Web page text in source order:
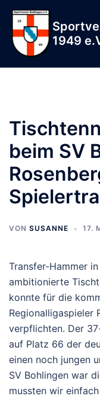
Zum
Inhalt
springen
1949
beim SV
VON SUSANNE 17.
Transfer-Hammer
ambitionierte
konnte für die
Regionalligaspieler
verpflichten. Der
auf Platz 66 der
einen noch jungen
SV Bohlingen war
mussten wir